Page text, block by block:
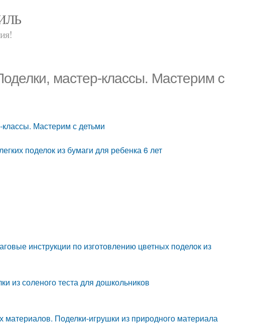
мастер-классы. Мастерим с
Мастерим с детьми
поделок из бумаги для ребенка 6 лет
инструкции по изготовлению цветных поделок из
из соленого теста для дошкольников
Поделки-игрушки из природного материала